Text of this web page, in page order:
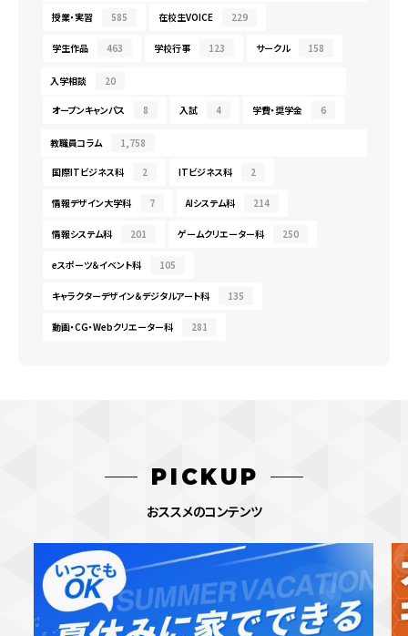
授業・実習 585 在校生VOICE 229
学生作品 463 学校行事 123 サークル 158
入学相談 20
オープンキャンパス 8 入試 4 学費・奨学金 6
教職員コラム 1,758
国際ITビジネス科 2 ITビジネス科 2
情報デザイン大学科 7 AIシステム科 214
情報システム科 201 ゲームクリエーター科 250
eスポーツ＆イベント科 105
キャラクターデザイン＆デジタルアート科 135
動画・CG・Webクリエーター科 281
PICKUP
おススメのコンテンツ